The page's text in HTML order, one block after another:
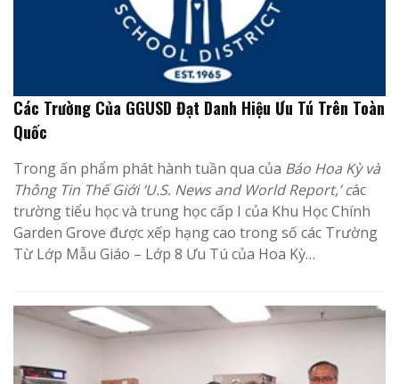
Các Trường Của GGUSD Đạt Danh Hiệu Ưu Tú Trên Toàn
Quốc
Trong ấn phẩm phát hành tuần qua của Báo Hoa Kỳ và
Thông Tin Thế Giới ‘U.S. News and World Report,’ các
trường tiểu học và trung học cấp I của Khu Học Chính
Garden Grove đượcxếp hạng cao trong số các Trường
Từ Lớp Mẫu Giáo – Lớp 8 Ưu Tú của Hoa Kỳ…